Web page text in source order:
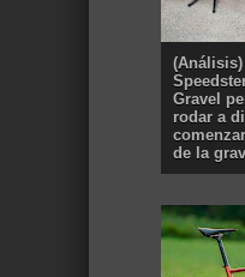
Gravel
rodar a
de la